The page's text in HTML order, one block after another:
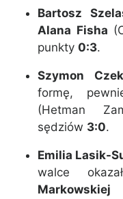
Bartosz
Alana Fisha
punkty 0:3.
Szymon
formę,
(Hetman
sędziów 3:0.
Emilia Lasik-
walce
Markowskiej